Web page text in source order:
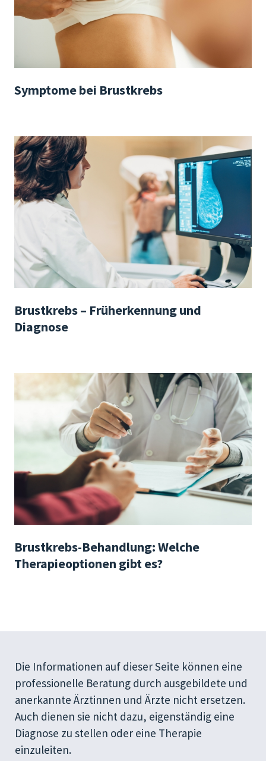
Symptome bei Brustkrebs
Brustkrebs – Früherkennung und
Diagnose
Brustkrebs-Behandlung: Welche
Therapieoptionen gibt es?
Die Informationen auf dieser Seite können eine
professionelle Beratung durch ausgebildete und
anerkannte Ärztinnen und Ärzte nicht ersetzen.
Auch dienen sie nicht dazu, eigenständig eine
Diagnose zu stellen oder eine Therapie
einzuleiten.